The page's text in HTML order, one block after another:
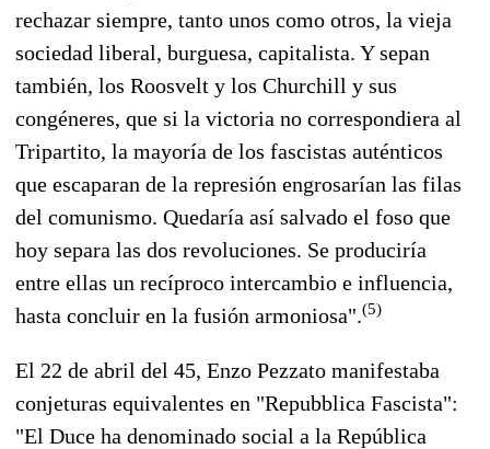
rechazar siempre, tanto unos como otros, la vieja
sociedad liberal, burguesa, capitalista. Y sepan
también, los Roosvelt y los Churchill y sus
congéneres, que si la victoria no correspondiera al
Tripartito, la mayoría de los fascistas auténticos
que escaparan de la represión engrosarían las filas
del comunismo. Quedaría así salvado el foso que
hoy separa las dos revoluciones. Se produciría
entre ellas un recíproco intercambio e influencia,
hasta concluir en la fusión armoniosa".(5)
El 22 de abril del 45, Enzo Pezzato manifestaba
conjeturas equivalentes en "Repubblica Fascista":
"El Duce ha denominado social a la República